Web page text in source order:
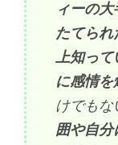
ィーの
たてら
上知って
に感情を
けでもな
囲や自分